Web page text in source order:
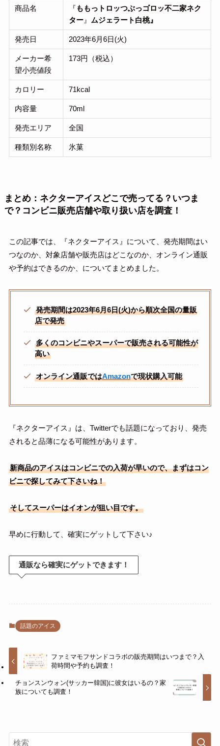
商品名 『ももっトロッつぶっゴロッ不二家ネク
ター 』ムジェラート白桃』
発売日 2023年6月6日(火)
メーカー希
望小売値段
173円（税込）
カロリー 71kcal
内容量 70ml
発売エリア 全国
種類別名称 氷菓
まとめ：ネクターアイスどこで売ってる？いつま
で？コンビニ販売店舗や取り扱い店を調査！
この記事では、『ネクターアイス』について、発売期間はい
つなのか、対象店舗や販売店はどこなのか、オンライン通販
や予約はできるのか、についてまとめました。
発売期間は2023年6月6日(火)から順次全国の量販
店で発売
多くのコンビニやスーパーで販売される可能性が
高い
オンライン通販ではAmazonで現状購入可能
『ネクターアイス』は、Twitterでも話題になっており、発売
されると品薄になる可能性があります。
新商品のアイスはコンビニでの入荷が早いので、まずはコン
ビニで探してみて下さいね！
そしてスーパーはイオンが狙い目です。
早めに行動して、確実にゲットして下さい♪
通販なら確実にゲットできます！
話題のアイス
ファミマモフサンドコラボの販売期間はいつまで？入
荷時間や予約も調査！
チョンスンウォン(サッカー韓国)に彼女はいるの？家
族についても調査！